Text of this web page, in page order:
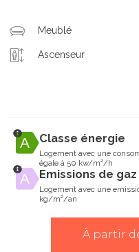
Meublé
Ascenseur
Classe énergie
Logement avec une
égale à 50 kw/m²/h
Emissions de
Logement avec une
kg/m²/an
À partir